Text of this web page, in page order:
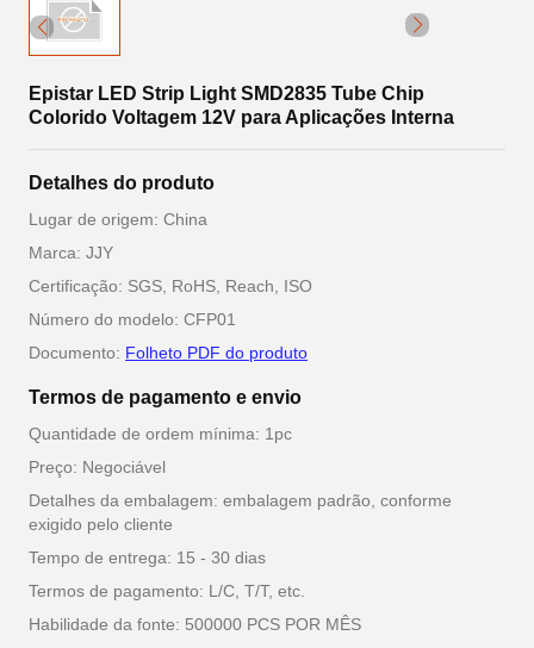
Epistar LED Strip Light SMD2835 Tube Chip
Colorido Voltagem 12V para Aplicações Interna
Detalhes do produto
Lugar de origem: China
Marca: JJY
Certificação: SGS, RoHS, Reach, ISO
Número do modelo: CFP01
Documento: Folheto PDF do produto
Termos de pagamento e envio
Quantidade de ordem mínima: 1pc
Preço: Negociável
Detalhes da embalagem: embalagem padrão, conforme
exigido pelo cliente
Tempo de entrega: 15 - 30 dias
Termos de pagamento: L/C, T/T, etc.
Habilidade da fonte: 500000 PCS POR MÊS